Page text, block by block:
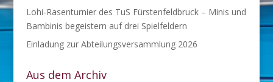
Lohi-Rasenturnier des TuS Fürstenfeldbruck – Minis und
Bambinis begeistern auf drei Spielfeldern
Einladung zur Abteilungsversammlung 2026
Aus dem Archiv